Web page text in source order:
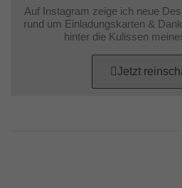
Auf Instagram zeige ich neue
rund um Einladungskarten &
hinter die Kulissen
Jetzt